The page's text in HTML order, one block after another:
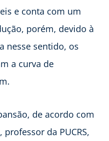
e conta com um
porém, devido à
nesse sentido, os
a curva de
de acordo com
da PUCRS,